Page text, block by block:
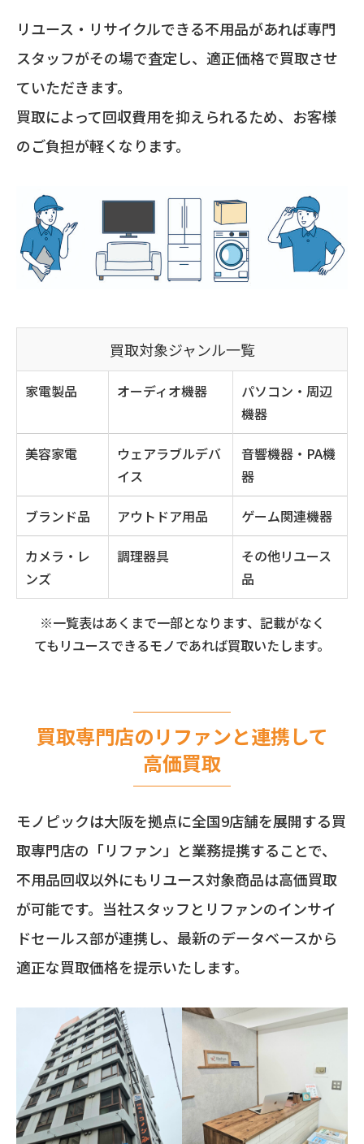
リユース・リサイクルできる不用品があれば専門
スタッフがその場で査定し、適正価格で買取させ
ていただきます。
買取によって回収費用を抑えられるため、お客様
のご負担が軽くなります。
買取対象ジャンル一覧
家電製品 オーディオ機器
パソコン・周辺
機器
美容家電
ウェアラブルデバ
イス
音響機器・PA機
器
ブランド品 アウトドア用品 ゲーム関連機器
カメラ・レ
ンズ
調理器具
その他リユース
品
※一覧表はあくまで一部となります、記載がなく
てもリユースできるモノであれば買取いたします。
買取専門店のリファンと連携して
高価買取
モノピックは大阪を拠点に全国9店舗を展開する買
取専門店の「リファン」と業務提携することで、
不用品回収以外にもリユース対象商品は高価買取
が可能です。当社スタッフとリファンのインサイ
ドセールス部が連携し、最新のデータベースから
適正な買取価格を提示いたします。